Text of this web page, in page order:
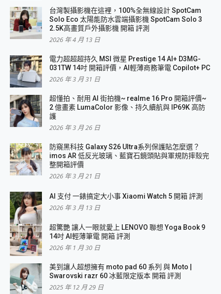
台灣製攝影機在這裡，100%全無線設計 SpotCam
Solo Eco 太陽能防水雲端攝影機 SpotCam Solo 3
2.5K高畫質戶外攝影機 開箱 評測
2026 年 4 月 13 日
電力超超超持久 MSI 微星 Prestige 14 AI+ D3MG-
031TW 14吋 開箱評價，AI輕薄商務筆電 Copilot+ PC
2026 年 3 月 31 日
超懂拍、耐用 AI 街拍機~ realme 16 Pro 開箱評價~
2 億畫素 LumaColor 影像、持久續航與 IP69K 高防
護
2026 年 3 月 26 日
防窺黑科技 Galaxy S26 Ultra系列保護貼怎麼選？
imos AR 低反光玻璃、藍寶石鏡頭貼與軍規防摔殼完
整開箱評價
2026 年 3 月 21 日
AI 支付 一錶搞定大小事 Xiaomi Watch 5 開箱 評測
2026 年 3 月 13 日
超驚艷 讓人一眼就愛上 LENOVO 聯想 Yoga Book 9
14吋 AI輕薄筆電 開箱 評測
2026 年 1 月 30 日
美到讓人超想擁有 moto pad 60 系列 與 Moto |
Swarovski razr 60 冰藍限定版本 開箱 評測
2025 年 12 月 29 日